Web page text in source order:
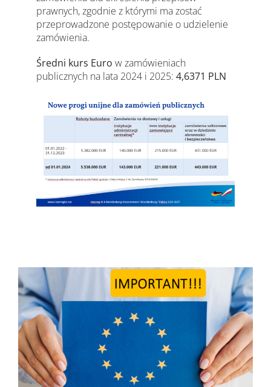
prawnych, zgodnie z którymi ma zostać
przeprowadzone postępowanie o udzielenie
zamówienia.
Średni kurs Euro w zamówieniach
publicznych na lata 2024 i 2025: 4,6371 PLN